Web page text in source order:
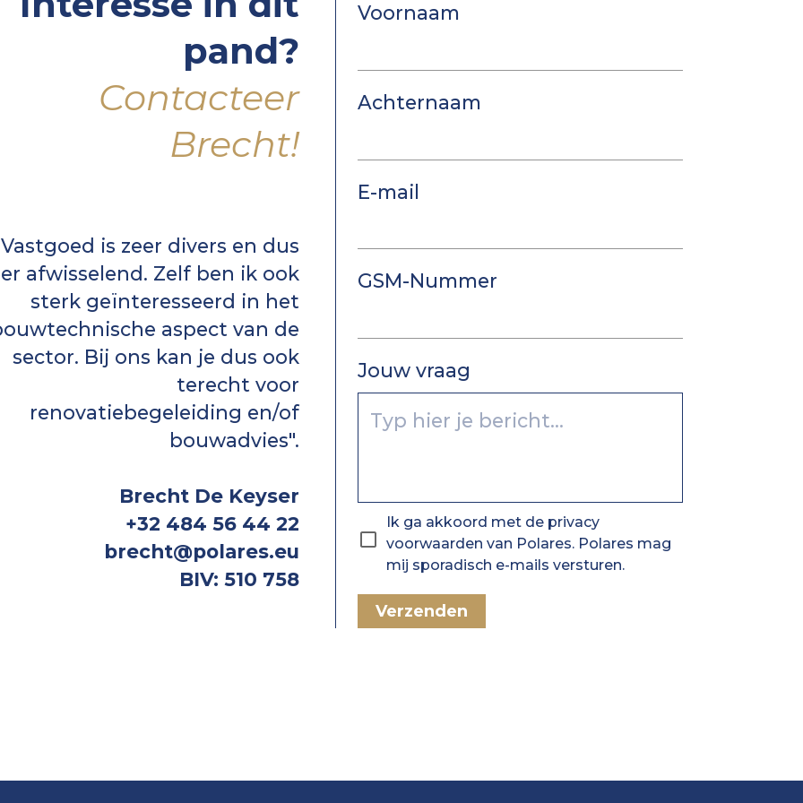
pand?
Contacteer
Brecht!
is zeer divers en dus
afwisselend. Zelf ben ik ook
sterk geïnteresseerd in het
aspect van de
sector. Bij ons kan je dus ook
terecht voor
renovatiebegeleiding en/of
bouwadvies".
Brecht De Keyser
+32 484 56 44 22
brecht@polares.eu
BIV: 510 758
Voornaam
Achternaam
E-mail
GSM-Nummer
Jouw vraag
Ik ga akkoord met de privacy
voorwaarden van Polares. Polares mag
mij sporadisch e-mails versturen.
Verzenden